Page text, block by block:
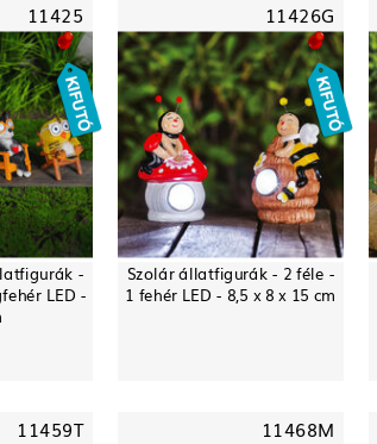
11425
-
LED -
11426G
Szolár állatfigurák - 2 féle -
1 fehér LED - 8,5 x 8 x 15 cm
11459T 11468M